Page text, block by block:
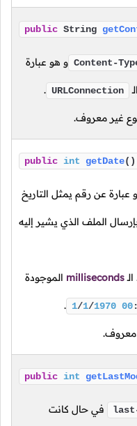
public String
Content- و هو عبارة
الـ URLConnection
.
غير معروف.
public int getDate()
عبارة عن رقم يمثل التاريخ
الملف الذي يشير إليه
الـmilliseconds الموجودة
1/1/1970 00:
.
معروف.
public int
في حال كانت